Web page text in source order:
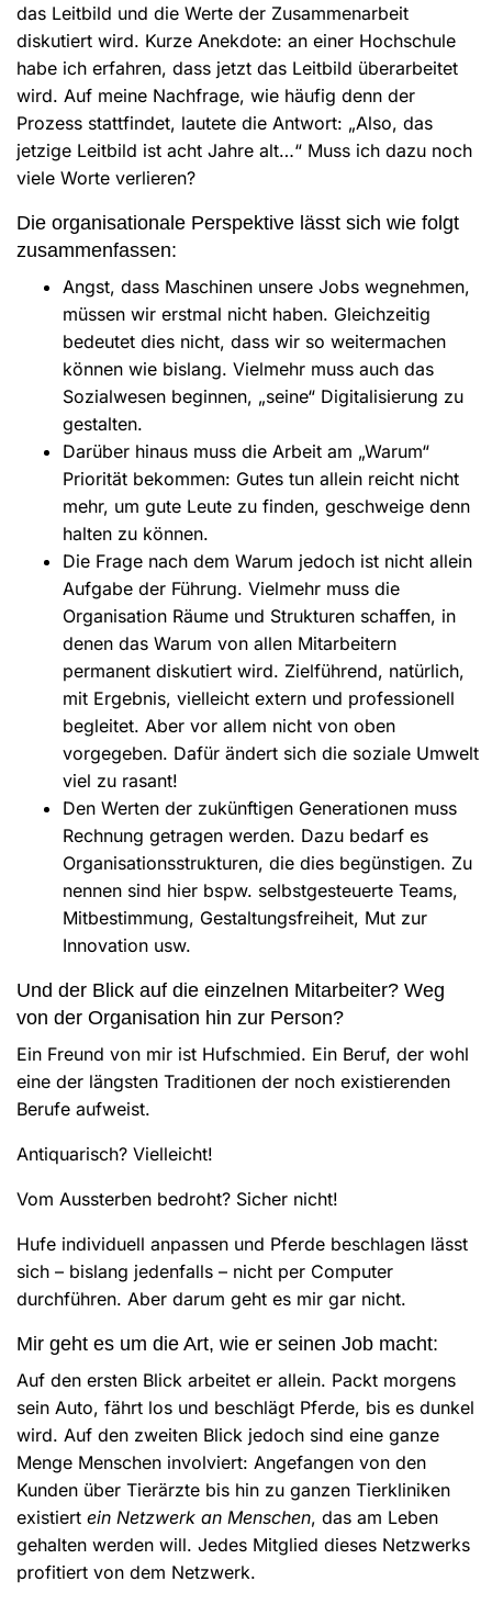
das Leitbild und die Werte der Zusammenarbeit
diskutiert wird. Kurze Anekdote: an einer Hochschule
habe ich erfahren, dass jetzt das Leitbild überarbeitet
wird. Auf meine Nachfrage, wie häufig denn der
Prozess stattfindet, lautete die Antwort: „Also, das
jetzige Leitbild ist acht Jahre alt…“ Muss ich dazu noch
viele Worte verlieren?
Die organisationale Perspektive lässt sich wie folgt
zusammenfassen:
Angst, dass Maschinen unsere Jobs wegnehmen,
müssen wir erstmal nicht haben. Gleichzeitig
bedeutet dies nicht, dass wir so weitermachen
können wie bislang. Vielmehr muss auch das
Sozialwesen beginnen, „seine“ Digitalisierung zu
gestalten.
Darüber hinaus muss die Arbeit am „Warum“
Priorität bekommen: Gutes tun allein reicht nicht
mehr, um gute Leute zu finden, geschweige denn
halten zu können.
Die Frage nach dem Warum jedoch ist nicht allein
Aufgabe der Führung. Vielmehr muss die
Organisation Räume und Strukturen schaffen, in
denen das Warum von allen Mitarbeitern
permanent diskutiert wird. Zielführend, natürlich,
mit Ergebnis, vielleicht extern und professionell
begleitet. Aber vor allem nicht von oben
vorgegeben. Dafür ändert sich die soziale Umwelt
viel zu rasant!
Den Werten der zukünftigen Generationen muss
Rechnung getragen werden. Dazu bedarf es
Organisationsstrukturen, die dies begünstigen. Zu
nennen sind hier bspw. selbstgesteuerte Teams,
Mitbestimmung, Gestaltungsfreiheit, Mut zur
Innovation usw.
Und der Blick auf die einzelnen Mitarbeiter? Weg
von der Organisation hin zur Person?
Ein Freund von mir ist Hufschmied. Ein Beruf, der wohl
eine der längsten Traditionen der noch existierenden
Berufe aufweist.
Antiquarisch? Vielleicht!
Vom Aussterben bedroht? Sicher nicht!
Hufe individuell anpassen und Pferde beschlagen lässt
sich – bislang jedenfalls – nicht per Computer
durchführen. Aber darum geht es mir gar nicht.
Mir geht es um die Art, wie er seinen Job macht:
Auf den ersten Blick arbeitet er allein. Packt morgens
sein Auto, fährt los und beschlägt Pferde, bis es dunkel
wird. Auf den zweiten Blick jedoch sind eine ganze
Menge Menschen involviert: Angefangen von den
Kunden über Tierärzte bis hin zu ganzen Tierkliniken
existiert ein Netzwerk an Menschen, das am Leben
gehalten werden will. Jedes Mitglied dieses Netzwerks
profitiert von dem Netzwerk.